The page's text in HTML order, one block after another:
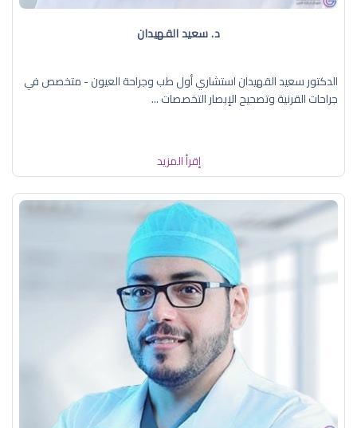
د. سعيد القهيدان
الدكتور سعيد القهيدان استشاري أول طب وجراحة العيون - متخصص في
جراحات القرنية وتصحيح الإبصار التخصصات ...
إقرأ المزيد